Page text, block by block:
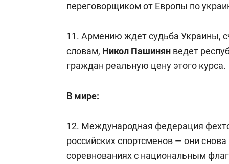
переговорщиком от Европы по
11. Армению ждет судьба Украины,
словам, Никол Пашинян ведет
граждан реальную цену этого курса.
В мире:
12. Международная федерация
российских спортсменов — они
соревнованиях с национальным